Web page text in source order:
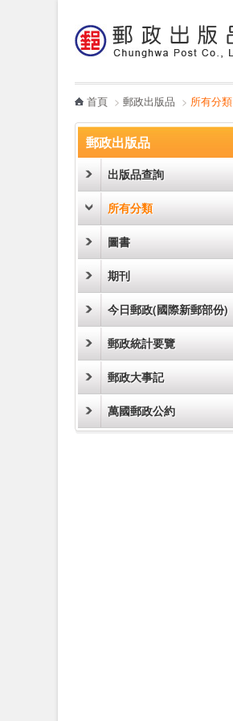
哪裡買
首頁 > 郵政出版品 > 所有分類
郵政出版品
出版品查詢
所有分類
圖書
期刊
今日郵政(國際新郵部份)
郵政統計要覽
郵政大事記
萬國郵政公約
圖片模式列表模式